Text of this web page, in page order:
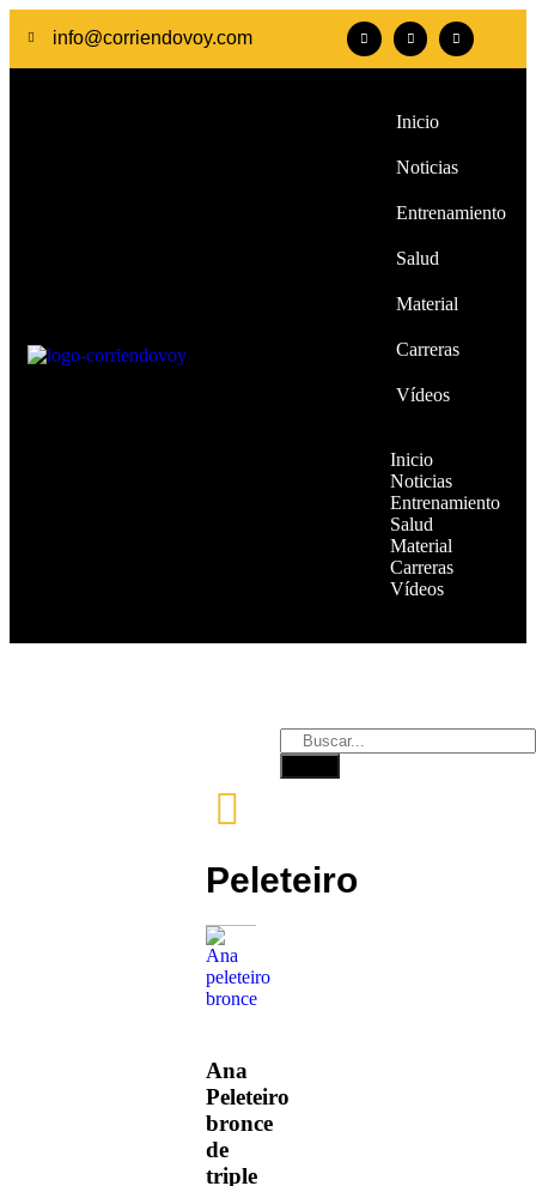
info@corriendovoy.com
Inicio
Noticias
Entrenamiento
Salud
Material
Carreras
Vídeos
Inicio
Noticias
Entrenamiento
Salud
Material
Carreras
Vídeos
Peleteiro
Ana
Peleteiro
bronce
de
triple